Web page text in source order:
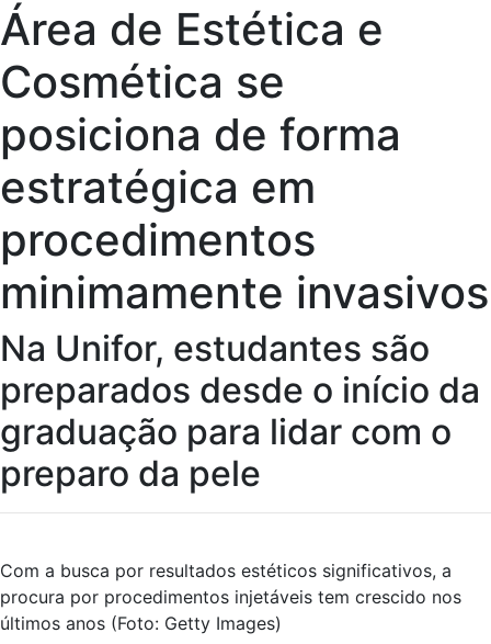
Área de Estética e
Cosmética se
posiciona de forma
estratégica em
procedimentos
minimamente invasivos
Na Unifor, estudantes são
preparados desde o início da
graduação para lidar com o
preparo da pele
Com a busca por resultados estéticos significativos, a
procura por procedimentos injetáveis tem crescido nos
últimos anos (Foto: Getty Images)